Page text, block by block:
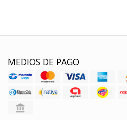
MEDIOS DE PAGO